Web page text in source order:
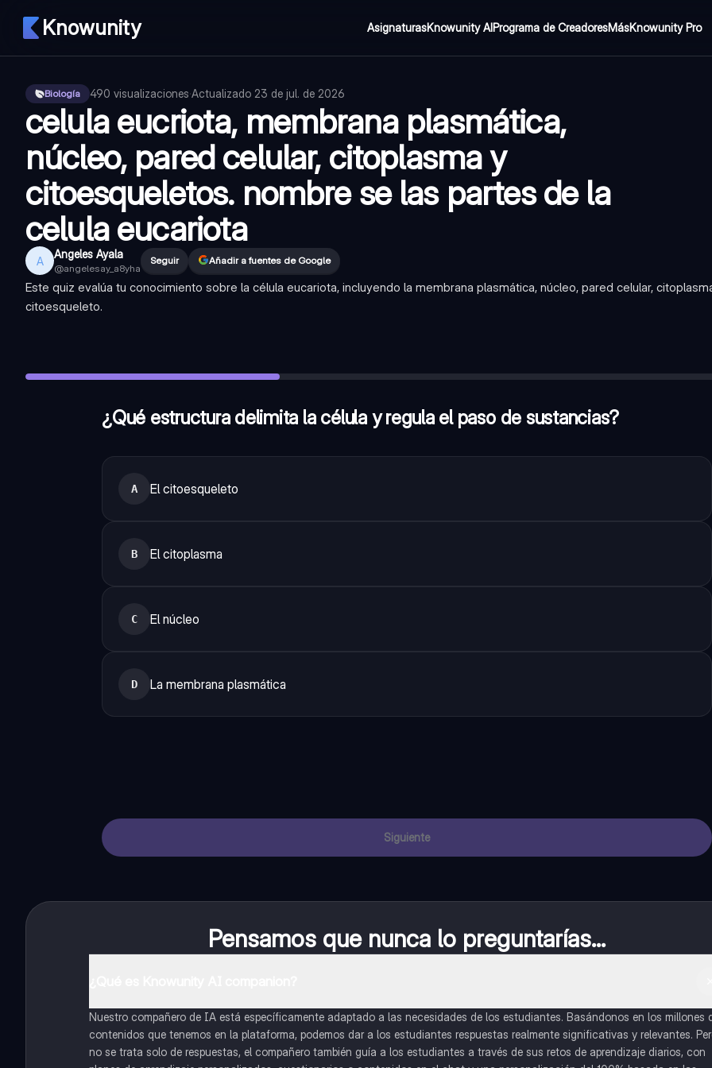
Knowunity AsignaturasKnowunity AIPrograma de CreadoresMásKnowunity Pro
Biología 490 visualizaciones·Actualizado 23 de jul. de 2026
celula eucriota, membrana plasmática,
núcleo, pared celular, citoplasma y
citoesqueletos. nombre se las partes de la
celula eucariota
A Angeles Ayala
@angelesay_a8yha
Seguir Añadir a fuentes de Google
Este quiz evalúa tu conocimiento sobre la célula eucariota, incluyendo la membrana plasmática, núcleo, pared celular,
citoesqueleto.
¿Qué estructura delimita la célula y regula el paso de sustancias?
A El citoesqueleto
B El citoplasma
C El núcleo
D La membrana plasmática
Siguiente
¿Qué contiene el núcleo de la célula eucariota?—El material genético
Pensamos que nunca lo preguntarías...
Nuestro compañero de IA está específicamente adaptado a las necesidades de los estudiantes. Basándonos en los millones
contenidos que tenemos en la plataforma, podemos dar a los estudiantes respuestas realmente significativas y relevantes.
no se trata solo de respuestas, el compañero también guía a los estudiantes a través de sus retos de aprendizaje diarios, con